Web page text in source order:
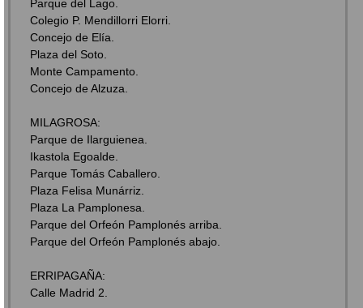
Parque del Lago.
Colegio P. Mendillorri Elorri.
Concejo de Elía.
Plaza del Soto.
Monte Campamento.
Concejo de Alzuza.
MILAGROSA:
Parque de Ilarguienea.
Ikastola Egoalde.
Parque Tomás Caballero.
Plaza Felisa Munárriz.
Plaza La Pamplonesa.
Parque del Orfeón Pamplonés arriba.
Parque del Orfeón Pamplonés abajo.
ERRIPAGAÑA:
Calle Madrid 2.